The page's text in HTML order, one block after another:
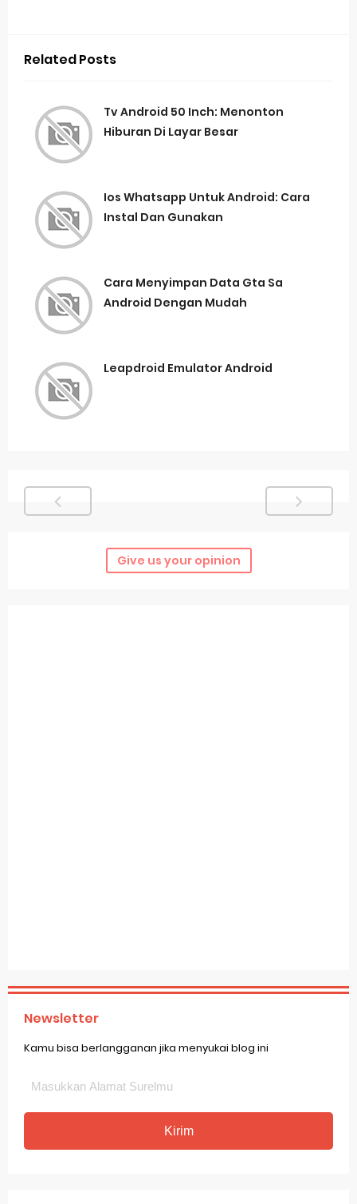
Related Posts
Tv Android 50 Inch: Menonton
Hiburan Di Layar Besar
Ios Whatsapp Untuk Android: Cara
Instal Dan Gunakan
Cara Menyimpan Data Gta Sa
Android Dengan Mudah
Leapdroid Emulator Android
Give us your opinion
Newsletter
Kamu bisa berlangganan jika menyukai blog ini